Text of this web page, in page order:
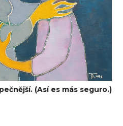
(Así es más seguro.)